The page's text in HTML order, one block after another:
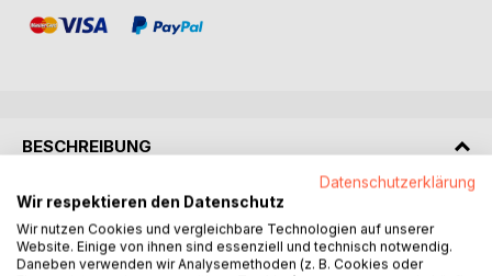
BESCHREIBUNG
Eine Frühgeburt. Ein Verlust, der bleibt. Ein Körper im
Ausnahmezustand.
Datenschutzerklärung
Wir respektieren den Datenschutz
Wir nutzen Cookies und vergleichbare Technologien auf unserer
Website. Einige von ihnen sind essenziell und technisch notwendig.
Daneben verwenden wir Analysemethoden (z. B. Cookies oder